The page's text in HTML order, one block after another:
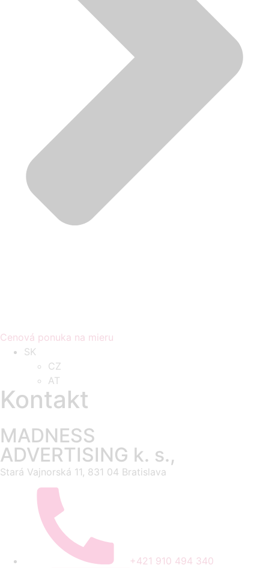
Cenová ponuka na mieru
SK
CZ
AT
Kontakt
MADNESS
ADVERTISING k. s.,
Stará Vajnorská 11, 831 04 Bratislava
+421 910 494 340